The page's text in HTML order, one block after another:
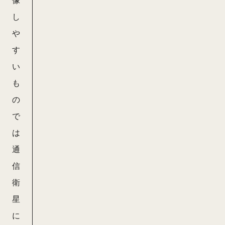
し
や
す
い
も
の
で
は
通
信
衛
星
に